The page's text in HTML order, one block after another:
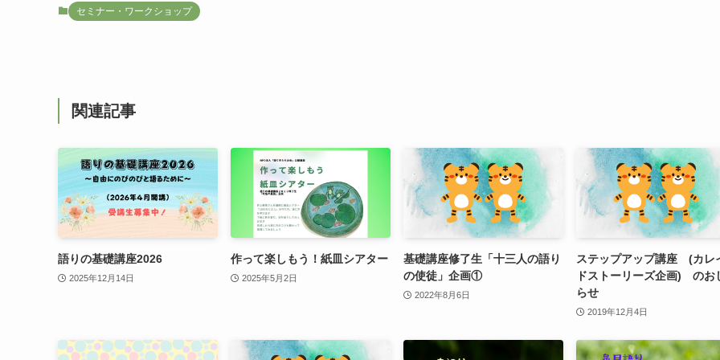
セミナー・ワークショップ
関連記事
語りの基礎講座2026
2025年12月14日
作って楽しもう！紙皿シアター
2025年5月2日
基礎講座修了生「十三人の語り
の使徒」企画①
2022年8月6日
ステップアップ講座 (カレ
ドストーリーズ企画) のお
らせ
2019年12月4日